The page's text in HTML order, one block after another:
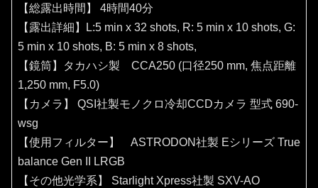
【総露出時間】 4時間40分
【露出詳細】L:5 min x 32 shots, R: 5 min x 10 shots, G:
5 min x 10 shots, B: 5 min x 8 shots,
【鏡筒】タカハシ製 CCA250 (口径250 mm, 焦点距離
1,250 mm, F5.0)
【カメラ】 QSI社製モノクロ冷却CCDカメラ 型式 690-
wsg
【使用フィルター】 ASTRODON社製 Eシリーズ True
balance Gen II LRGB
【その他光学系】 Starlight Xpress社製 SXV-AO